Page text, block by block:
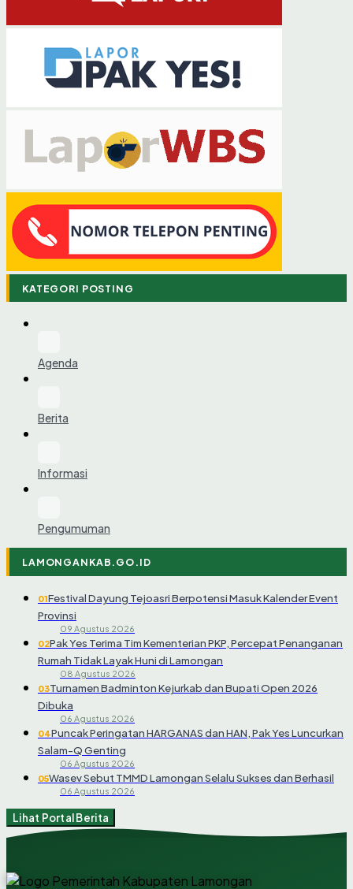
KATEGORI POSTING
Agenda
Berita
Informasi
Pengumuman
LAMONGANKAB.GO.ID
01Festival Dayung Tejoasri Berpotensi Masuk Kalender Event
Provinsi
09 Agustus 2026
02Pak Yes Terima Tim Kementerian PKP, Percepat Penanganan
Rumah Tidak Layak Huni di Lamongan
08 Agustus 2026
03Turnamen Badminton Kejurkab dan Bupati Open 2026
Dibuka
06 Agustus 2026
04Puncak Peringatan HARGANAS dan HAN, Pak Yes Luncurkan
Salam-Q Genting
06 Agustus 2026
05Wasev Sebut TMMD Lamongan Selalu Sukses dan Berhasil
06 Agustus 2026
Lihat Portal Berita